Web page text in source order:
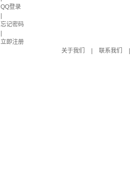
QQ登录
忘记密码
立即注册
关于我们
联系我们